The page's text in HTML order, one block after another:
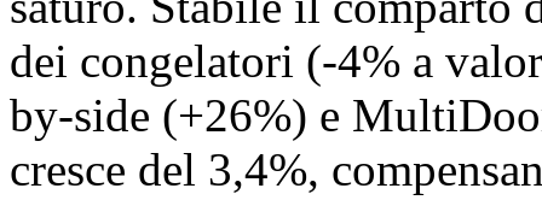
dei congelatori (-4% a
by-side (+26%) e
cresce del 3,4%,